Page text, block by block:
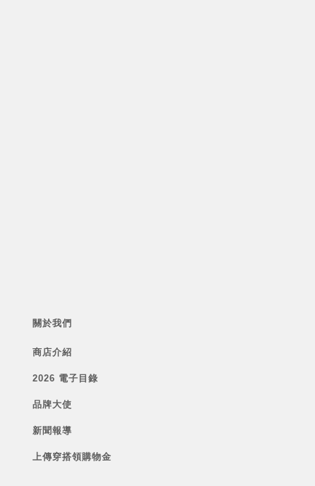
關於我們
商店介紹
2026 電子目錄
品牌大使
新聞報導
上傳穿搭領購物金